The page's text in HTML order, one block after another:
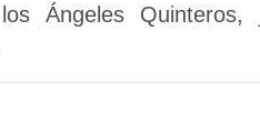
Ángeles Quinteros,